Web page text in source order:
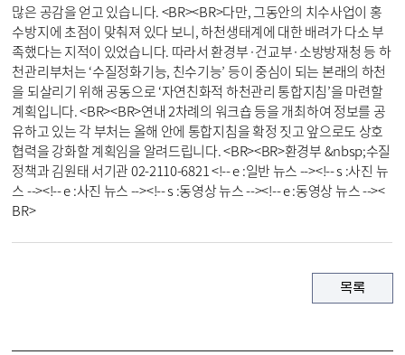
많은 공감을 얻고 있습니다. <BR><BR>다만, 그동안의 치수사업이 홍
수방지에 초점이 맞춰져 있다 보니, 하천생태계에 대한 배려가 다소 부
족했다는 지적이 있었습니다. 따라서 환경부·건교부·소방방재청 등 하
천관리부처는 ‘수질정화기능, 친수기능’ 등이 중심이 되는 본래의 하천
을 되살리기 위해 공동으로 ‘자연친화적 하천관리 통합지침’을 마련할
계획입니다. <BR><BR>연내 2차례의 워크숍 등을 개최하여 정보를 공
유하고 있는 각 부처는 올해 안에 통합지침을 확정 짓고 앞으로도 상호
협력을 강화할 계획임을 알려드립니다. <BR><BR>환경부 &nbsp;수질
정책과 김원태 서기관 02-2110-6821 <!-- e :일반 뉴스 --><!-- s :사진 뉴
스 --><!-- e :사진 뉴스 --><!-- s :동영상 뉴스 --><!-- e :동영상 뉴스 --><
BR>
목록